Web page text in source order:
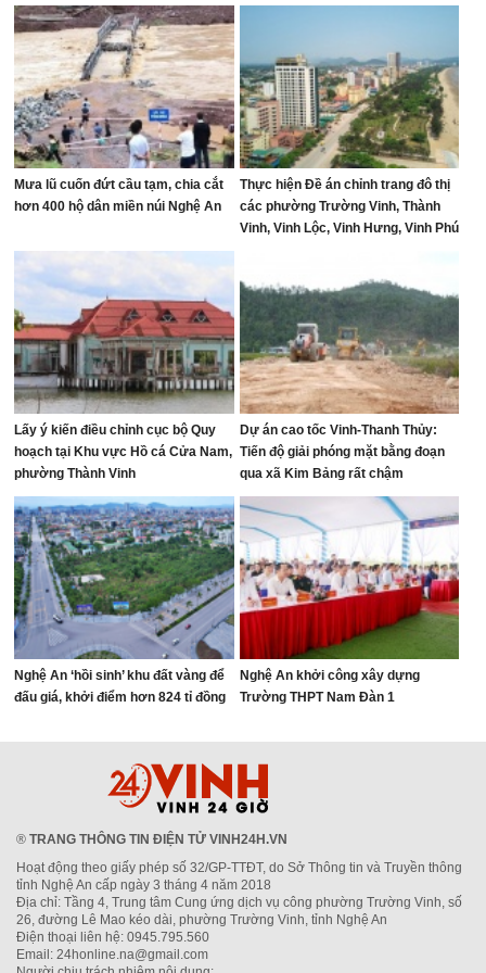
Mưa lũ cuốn đứt cầu tạm, chia cắt
hơn 400 hộ dân miền núi Nghệ An
Thực hiện Đề án chỉnh trang đô thị
các phường Trường Vinh, Thành
Vinh, Vinh Lộc, Vinh Hưng, Vinh Phú
Lấy ý kiến điều chỉnh cục bộ Quy
hoạch tại Khu vực Hồ cá Cửa Nam,
phường Thành Vinh
Dự án cao tốc Vinh-Thanh Thủy:
Tiến độ giải phóng mặt bằng đoạn
qua xã Kim Bảng rất chậm
Nghệ An ‘hồi sinh’ khu đất vàng để
đấu giá, khởi điểm hơn 824 tỉ đồng
Nghệ An khởi công xây dựng
Trường THPT Nam Đàn 1
® TRANG THÔNG TIN ĐIỆN TỬ VINH24H.VN
Hoạt động theo giấy phép số 32/GP-TTĐT, do Sở Thông tin và Truyền thông
tỉnh Nghệ An cấp ngày 3 tháng 4 năm 2018
Địa chỉ: Tầng 4, Trung tâm Cung ứng dịch vụ công phường Trường Vinh, số
26, đường Lê Mao kéo dài, phường Trường Vinh, tỉnh Nghệ An
Điện thoại liên hệ: 0945.795.560
Email: 24honline.na@gmail.com